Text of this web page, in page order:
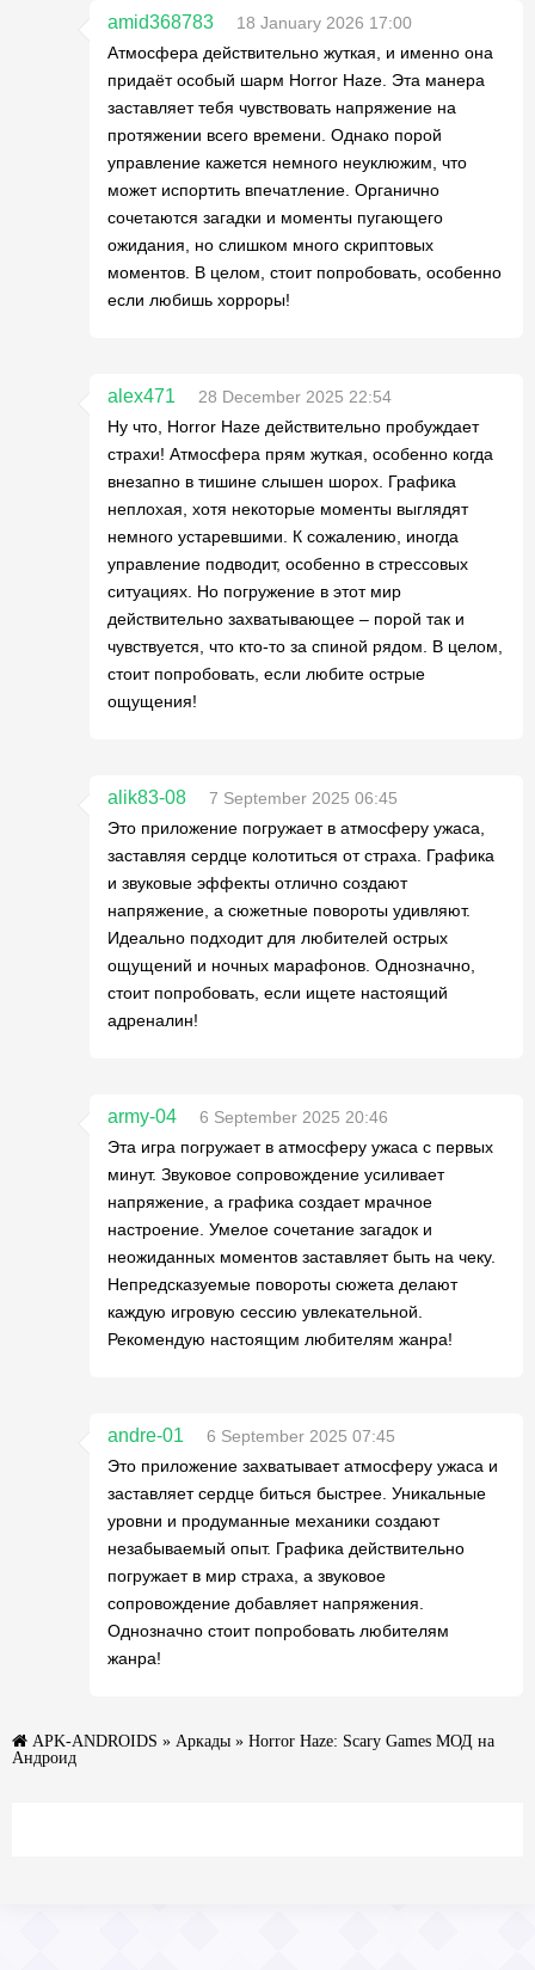
amid368783
18 January 2026 17:00
Атмосфера действительно жуткая, и именно она
придаёт особый шарм Horror Haze. Эта манера
заставляет тебя чувствовать напряжение на
протяжении всего времени. Однако порой
управление кажется немного неуклюжим, что
может испортить впечатление. Органично
сочетаются загадки и моменты пугающего
ожидания, но слишком много скриптовых
моментов. В целом, стоит попробовать, особенно
если любишь хорроры!
alex471
28 December 2025 22:54
Ну что, Horror Haze действительно пробуждает
страхи! Атмосфера прям жуткая, особенно когда
внезапно в тишине слышен шорох. Графика
неплохая, хотя некоторые моменты выглядят
немного устаревшими. К сожалению, иногда
управление подводит, особенно в стрессовых
ситуациях. Но погружение в этот мир
действительно захватывающее – порой так и
чувствуется, что кто-то за спиной рядом. В целом,
стоит попробовать, если любите острые
ощущения!
alik83-08
7 September 2025 06:45
Это приложение погружает в атмосферу ужаса,
заставляя сердце колотиться от страха. Графика
и звуковые эффекты отлично создают
напряжение, а сюжетные повороты удивляют.
Идеально подходит для любителей острых
ощущений и ночных марафонов. Однозначно,
стоит попробовать, если ищете настоящий
адреналин!
army-04
6 September 2025 20:46
Эта игра погружает в атмосферу ужаса с первых
минут. Звуковое сопровождение усиливает
напряжение, а графика создает мрачное
настроение. Умелое сочетание загадок и
неожиданных моментов заставляет быть на чеку.
Непредсказуемые повороты сюжета делают
каждую игровую сессию увлекательной.
Рекомендую настоящим любителям жанра!
andre-01
6 September 2025 07:45
Это приложение захватывает атмосферу ужаса и
заставляет сердце биться быстрее. Уникальные
уровни и продуманные механики создают
незабываемый опыт. Графика действительно
погружает в мир страха, а звуковое
сопровождение добавляет напряжения.
Однозначно стоит попробовать любителям
жанра!
APK-ANDROIDS » Аркады » Horror Haze: Scary Games МОД на
Андроид